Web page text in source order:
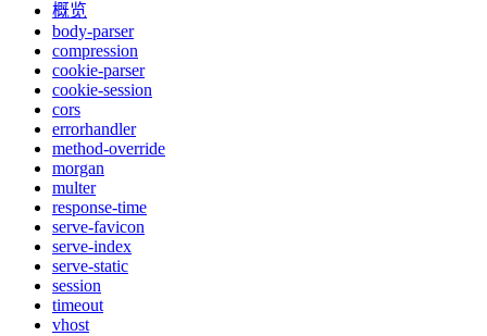
概览
body-parser
compression
cookie-parser
cookie-session
cors
errorhandler
method-override
morgan
multer
response-time
serve-favicon
serve-index
serve-static
session
timeout
vhost